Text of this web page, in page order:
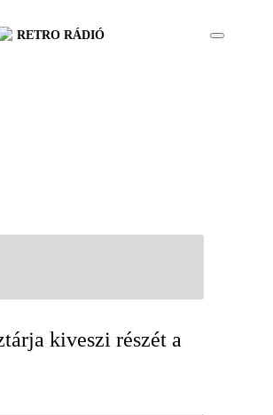
RETRO RÁDIÓ
kiveszi részét a